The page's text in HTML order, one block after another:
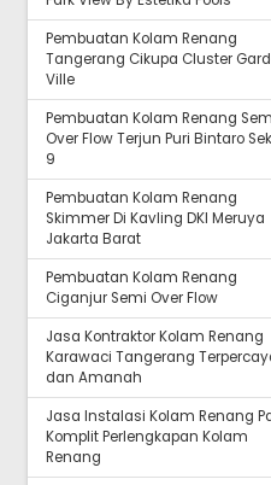
Pembuatan Kolam Renang
Tangerang Cikupa Cluster
Ville
Pembuatan Kolam Renang
Over Flow Terjun Puri Bintaro
9
Pembuatan Kolam Renang
Skimmer Di Kavling DKI Meruya
Jakarta Barat
Pembuatan Kolam Renang
Ciganjur Semi Over Flow
Jasa Kontraktor Kolam Renang
Karawaci Tangerang
dan Amanah
Jasa Instalasi Kolam Renang
Komplit Perlengkapan Kolam
Renang